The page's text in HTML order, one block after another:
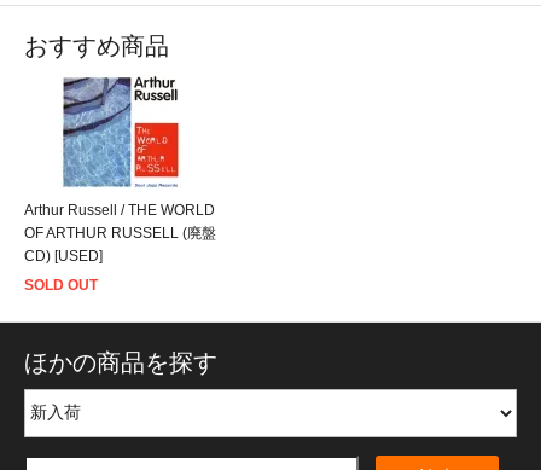
おすすめ商品
Arthur Russell / THE WORLD
OF ARTHUR RUSSELL (廃盤
CD) [USED]
SOLD OUT
ほかの商品を探す